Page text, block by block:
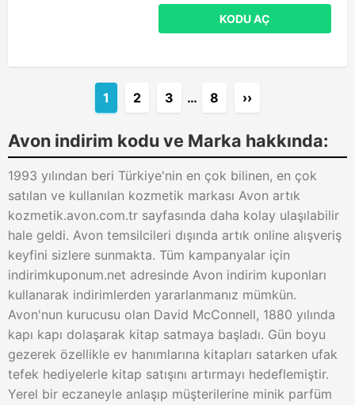
KODU AÇ
1 2 3 … 8 ››
Avon indirim kodu ve Marka hakkında:
1993 yılından beri Türkiye'nin en çok bilinen, en çok
satılan ve kullanılan kozmetik markası Avon artık
kozmetik.avon.com.tr sayfasında daha kolay ulaşılabilir
hale geldi. Avon temsilcileri dışında artık online alışveriş
keyfini sizlere sunmakta. Tüm kampanyalar için
indirimkuponum.net adresinde Avon indirim kuponları
kullanarak indirimlerden yararlanmanız mümkün.
Avon'nun kurucusu olan David McConnell, 1880 yılında
kapı kapı dolaşarak kitap satmaya başladı. Gün boyu
gezerek özellikle ev hanımlarına kitapları satarken ufak
tefek hediyelerle kitap satışını artırmayı hedeflemiştir.
Yerel bir eczaneyle anlaşıp müşterilerine minik parfüm